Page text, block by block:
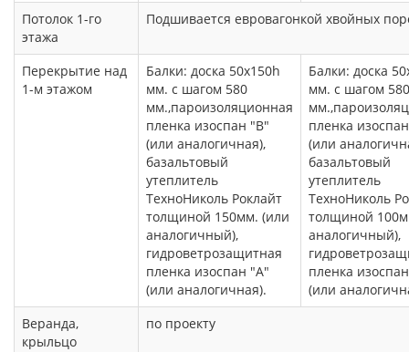
Потолок 1-го
этажа
Подшивается евровагонкой хвойных
Перекрытие над
1-м этажом
Балки: доска 50х150h
мм. с шагом 580
мм.,пароизоляционная
пленка изоспан "В"
(или аналогичная),
базальтовый
утеплитель
ТехноНиколь Роклайт
толщиной 150мм. (или
аналогичный),
гидроветрозащитная
пленка изоспан "А"
(или аналогичная).
Балки: доска
мм. с шагом 580
пленка
(или
базальтовый
утеплитель
ТехноНиколь
толщиной
аналогичный),
пленка
(или
Веранда,
крыльцо
по проекту